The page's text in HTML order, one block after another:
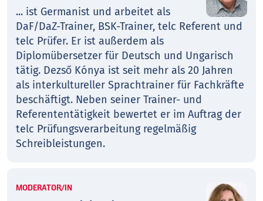
... ist Germanist und arbeitet als
DaF/DaZ-Trainer, BSK-Trainer, telc Referent und
telc Prüfer. Er ist außerdem als
Diplomübersetzer für Deutsch und Ungarisch
tätig. Dezső Kónya ist seit mehr als 20 Jahren
als interkultureller Sprachtrainer für Fachkräfte
beschäftigt. Neben seiner Trainer- und
Referententätigkeit bewertet er im Auftrag der
telc Prüfungsverarbeitung regelmäßig
Schreibleistungen.
MODERATOR/IN